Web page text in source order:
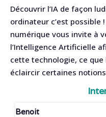
Découvrir l’IA de façon
ordinateur c’est possible
numérique vous invite à
l’Intelligence Artificielle
cette technologie, ce que
éclaircir certaines
Benoit